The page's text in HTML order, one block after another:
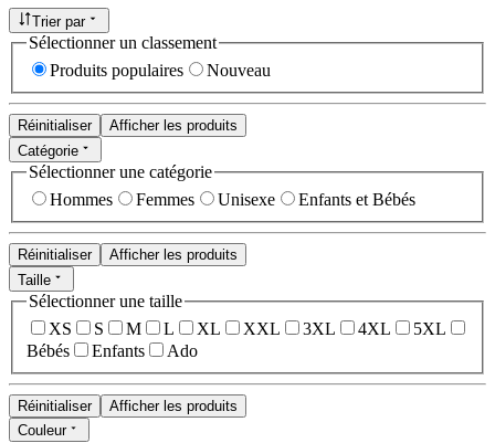
Trier par
Sélectionner un classement
Produits populaires
Nouveau
Réinitialiser
Afficher les produits
Catégorie
Sélectionner une catégorie
Hommes
Femmes Unisexe Enfants et Bébés
Réinitialiser
Afficher les produits
Taille
Sélectionner une taille
XS
S M L XL XXL 3XL 4XL
5XL
Bébés
Enfants Ado
Réinitialiser
Afficher les produits
Couleur